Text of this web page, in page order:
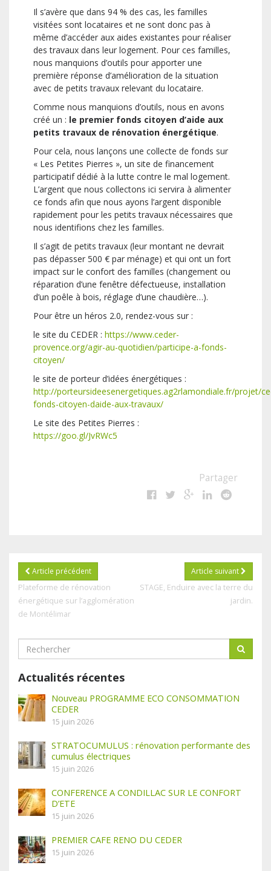
Il s’avère que dans 94 % des cas, les familles
visitées sont locataires et ne sont donc pas à
même d’accéder aux aides existantes pour réaliser
des travaux dans leur logement. Pour ces familles,
nous manquions d’outils pour apporter une
première réponse d’amélioration de la situation
avec de petits travaux relevant du locataire.
Comme nous manquions d’outils, nous en avons
créé un : le premier fonds citoyen d’aide aux
petits travaux de rénovation énergétique.
Pour cela, nous lançons une collecte de fonds sur
« Les Petites Pierres », un site de financement
participatif dédié à la lutte contre le mal logement.
L’argent que nous collectons ici servira à alimenter
ce fonds afin que nous ayons l’argent disponible
rapidement pour les petits travaux nécessaires que
nous identifions chez les familles.
Il s’agit de petits travaux (leur montant ne devrait
pas dépasser 500 € par ménage) et qui ont un fort
impact sur le confort des familles (changement ou
réparation d’une fenêtre défectueuse, installation
d’un poêle à bois, réglage d’une chaudière…).
Pour être un héros 2.0, rendez-vous sur :
le site du CEDER : https://www.ceder-
provence.org/agir-au-quotidien/participe-a-fonds-
citoyen/
le site de porteur d’idées énergétiques :
http://porteursideesenergetiques.ag2rlamondiale.fr/projet/
fonds-citoyen-daide-aux-travaux/
Le site des Petites Pierres :
https://goo.gl/JvRWc5
Partager
Article précédent
Plateforme de rénovation
énergétique sur l’agglomération
de Montélimar
Article suivant
STAGE, Enduire avec la terre du
jardin.
Actualités récentes
Nouveau PROGRAMME ECO CONSOMMATION
CEDER
15 juin 2026
STRATOCUMULUS : rénovation performante des
cumulus électriques
15 juin 2026
CONFERENCE A CONDILLAC SUR LE CONFORT
D’ETE
15 juin 2026
PREMIER CAFE RENO DU CEDER
15 juin 2026